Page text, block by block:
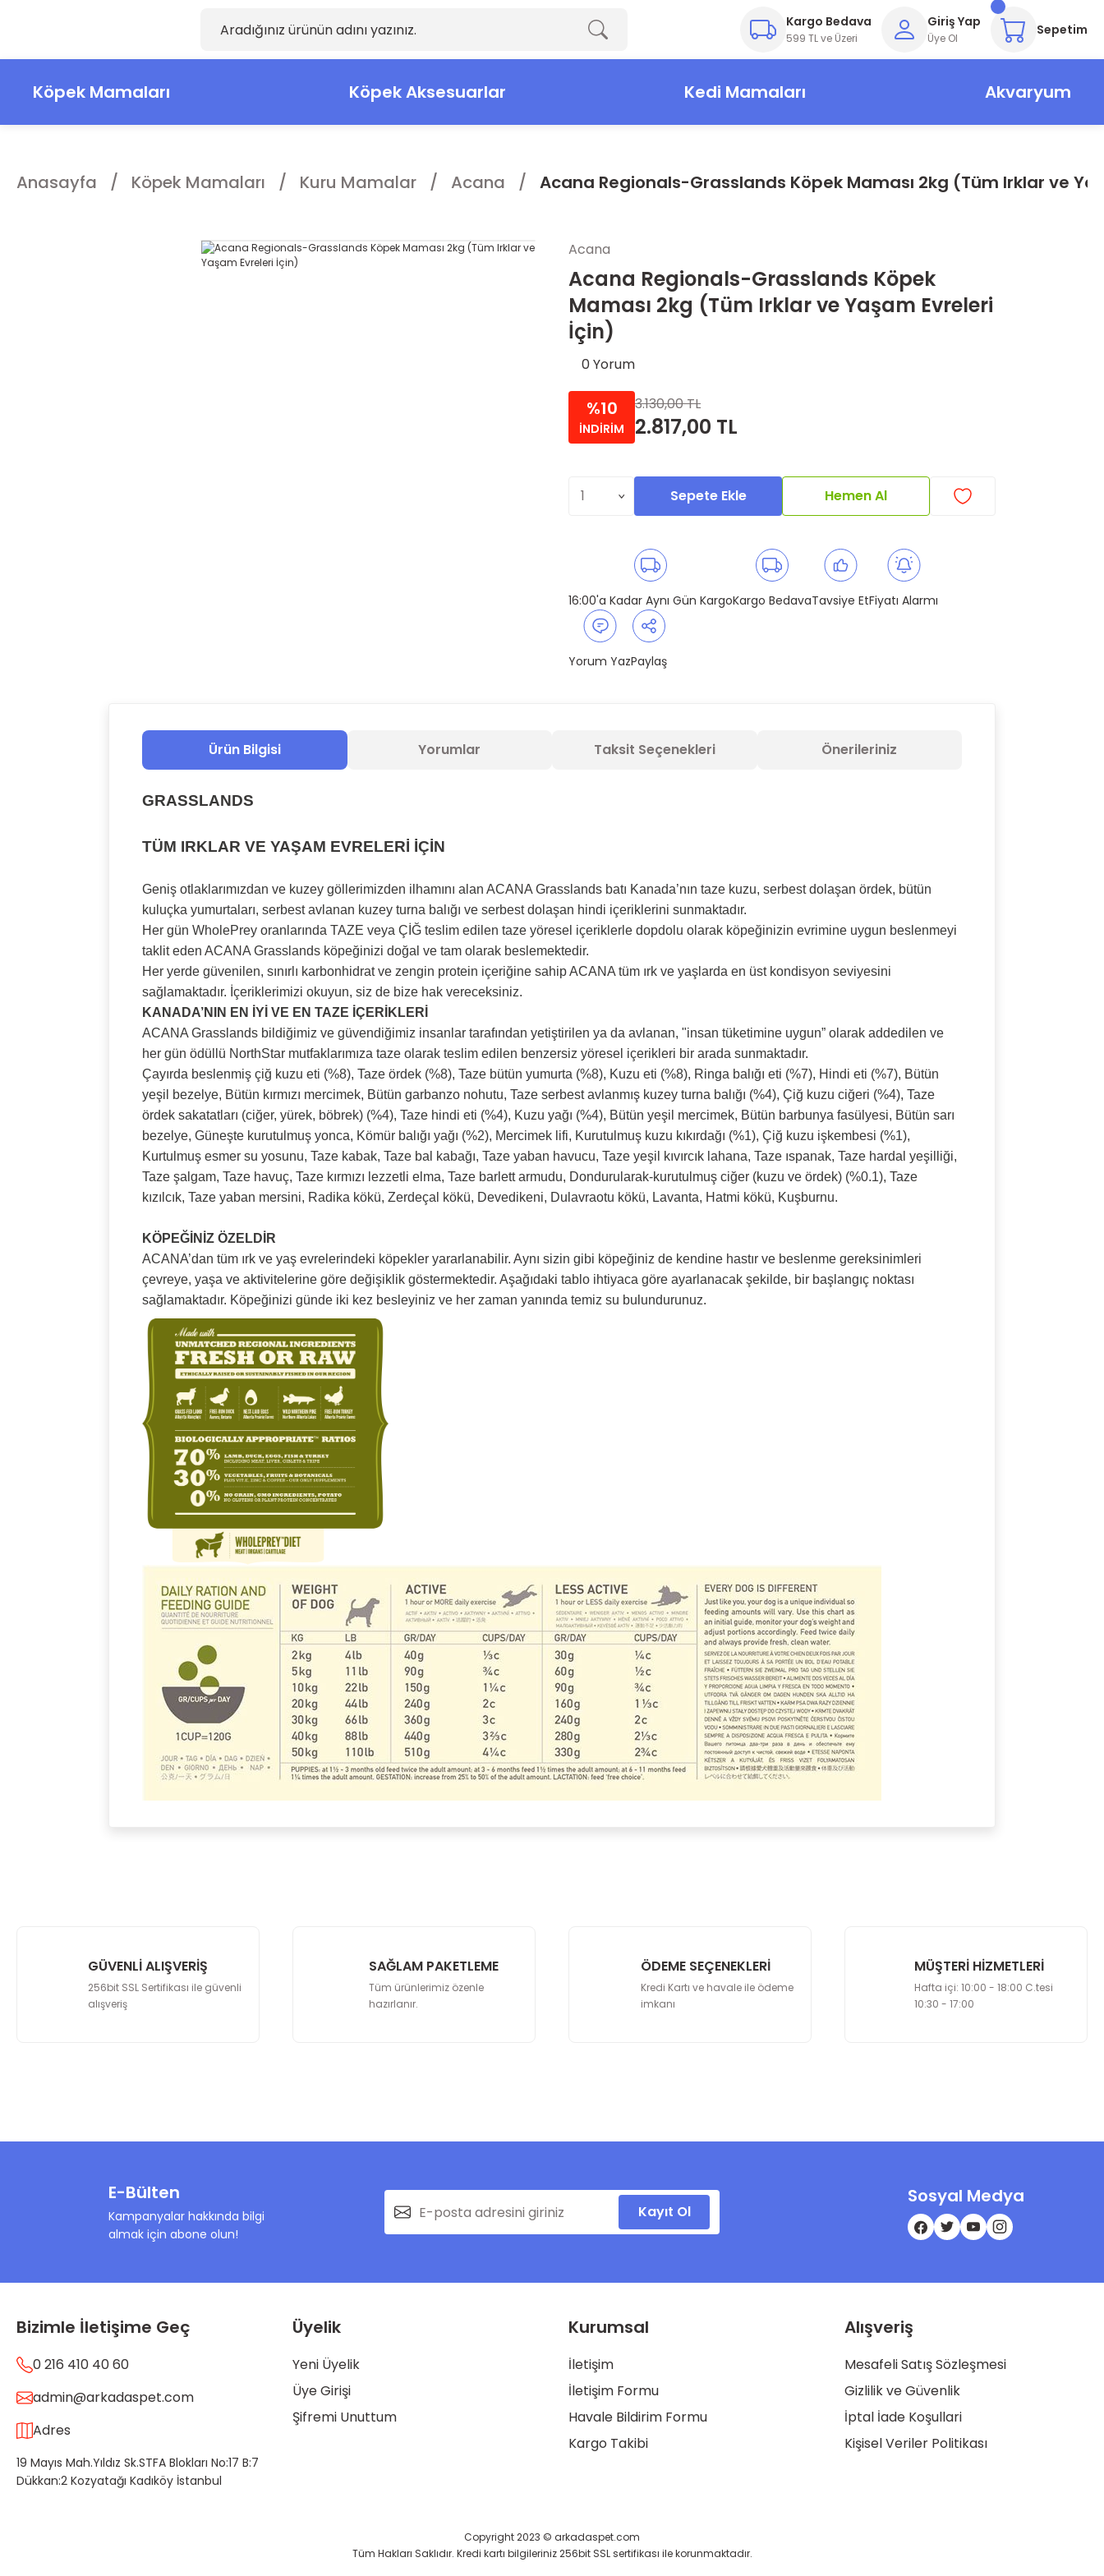
Kargo Bedava
599 TL ve Üzeri
Giriş Yap
Üye Ol
Sepetim
Köpek Mamaları Köpek Aksesuarlar Kedi Mamaları Akvaryum
Anasayfa Köpek Mamaları Kuru Mamalar Acana Acana Regionals-Grasslands Köpek Maması 2kg (Tüm Irklar ve
Acana
Acana Regionals-Grasslands Köpek
Maması 2kg (Tüm Irklar ve Yaşam Evreleri
İçin)
0 Yorum
%10
İNDİRİM
3.130,00 TL
2.817,00 TL
Sepete Ekle Hemen Al
16:00'a Kadar Aynı Gün KargoKargo BedavaTavsiye EtFiyatı Alarmı
Yorum YazPaylaş
Ürün Bilgisi Yorumlar Taksit Seçenekleri Önerileriniz
GRASSLANDS
TÜM IRKLAR VE YAŞAM EVRELERİ İÇİN
Geniş otlaklarımızdan ve kuzey göllerimizden ilhamını alan ACANA Grasslands batı Kanada’nın taze kuzu, serbest dolaşan ördek, bütün
kuluçka yumurtaları, serbest avlanan kuzey turna balığı ve serbest dolaşan hindi içeriklerini sunmaktadır.
Her gün WholePrey oranlarında TAZE veya ÇİĞ teslim edilen taze yöresel içeriklerle dopdolu olarak köpeğinizin evrimine uygun beslenmeyi
taklit eden ACANA Grasslands köpeğinizi doğal ve tam olarak beslemektedir.
Her yerde güvenilen, sınırlı karbonhidrat ve zengin protein içeriğine sahip ACANA tüm ırk ve yaşlarda en üst kondisyon seviyesini
sağlamaktadır. İçeriklerimizi okuyun, siz de bize hak vereceksiniz.
KANADA’NIN EN İYİ VE EN TAZE İÇERİKLERİ
ACANA Grasslands bildiğimiz ve güvendiğimiz insanlar tarafından yetiştirilen ya da avlanan, "insan tüketimine uygun” olarak addedilen ve
her gün ödüllü NorthStar mutfaklarımıza taze olarak teslim edilen benzersiz yöresel içerikleri bir arada sunmaktadır.
Çayırda beslenmiş çiğ kuzu eti (%8), Taze ördek (%8), Taze bütün yumurta (%8), Kuzu eti (%8), Ringa balığı eti (%7), Hindi eti (%7), Bütün
yeşil bezelye, Bütün kırmızı mercimek, Bütün garbanzo nohutu, Taze serbest avlanmış kuzey turna balığı (%4), Çiğ kuzu ciğeri (%4), Taze
ördek sakatatları (ciğer, yürek, böbrek) (%4), Taze hindi eti (%4), Kuzu yağı (%4), Bütün yeşil mercimek, Bütün barbunya fasülyesi, Bütün sarı
bezelye, Güneşte kurutulmuş yonca, Kömür balığı yağı (%2), Mercimek lifi, Kurutulmuş kuzu kıkırdağı (%1), Çiğ kuzu işkembesi (%1),
Kurtulmuş esmer su yosunu, Taze kabak, Taze bal kabağı, Taze yaban havucu, Taze yeşil kıvırcık lahana, Taze ıspanak, Taze hardal yeşilliği,
Taze şalgam, Taze havuç, Taze kırmızı lezzetli elma, Taze barlett armudu, Dondurularak-kurutulmuş ciğer (kuzu ve ördek) (%0.1), Taze
kızılcık, Taze yaban mersini, Radika kökü, Zerdeçal kökü, Devedikeni, Dulavraotu kökü, Lavanta, Hatmi kökü, Kuşburnu.
KÖPEĞİNİZ ÖZELDİR
ACANA’dan tüm ırk ve yaş evrelerindeki köpekler yararlanabilir. Aynı sizin gibi köpeğiniz de kendine hastır ve beslenme gereksinimleri
çevreye, yaşa ve aktivitelerine göre değişiklik göstermektedir. Aşağıdaki tablo ihtiyaca göre ayarlanacak şekilde, bir başlangıç noktası
sağlamaktadır. Köpeğinizi günde iki kez besleyiniz ve her zaman yanında temiz su bulundurunuz.
Bu ürüne benzer farklı alternatifler olmalı.
GÜVENLİ ALIŞVERİŞ
256bit SSL Sertifikası ile güvenli
alışveriş
SAĞLAM PAKETLEME
Tüm ürünlerimiz özenle
hazırlanır.
ÖDEME SEÇENEKLERİ
Kredi Kartı ve havale ile ödeme
imkanı
MÜŞTERİ HİZMETLERİ
Hafta içi: 10:00 - 18:00 C.tesi
10:30 - 17:00
E-Bülten
Kampanyalar hakkında bilgi
almak için abone olun!
Kayıt Ol
Sosyal Medya
Bizimle İletişime Geç
0 216 410 40 60
admin@arkadaspet.com
Adres
19 Mayıs Mah.Yıldız Sk.STFA Blokları No:17 B:7
Dükkan:2 Kozyatağı Kadıköy İstanbul
Üyelik
Yeni Üyelik
Üye Girişi
Şifremi Unuttum
Kurumsal
İletişim
İletişim Formu
Havale Bildirim Formu
Kargo Takibi
Alışveriş
Mesafeli Satış Sözleşmesi
Gizlilik ve Güvenlik
İptal İade Koşullari
Kişisel Veriler Politikası
Copyright 2023 © arkadaspet.com
Tüm Hakları Saklıdır. Kredi kartı bilgileriniz 256bit SSL sertifikası ile korunmaktadır.